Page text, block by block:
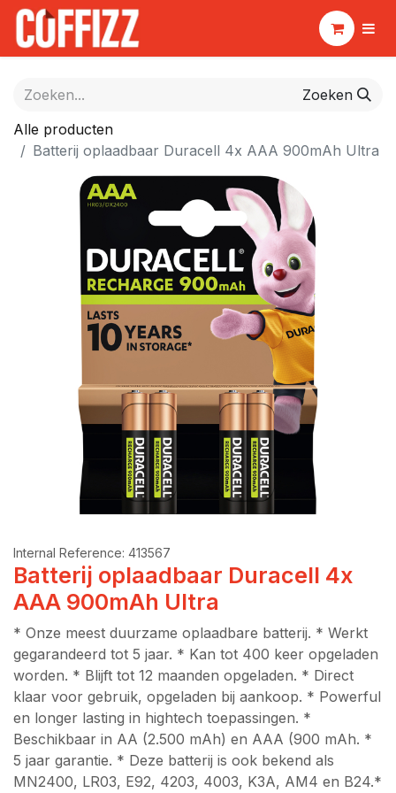
Zoeken
Alle producten
Batterij oplaadbaar Duracell 4x AAA 900mAh Ultra
Internal Reference: 413567
Batterij oplaadbaar Duracell 4x
AAA 900mAh Ultra
* Onze meest duurzame oplaadbare batterij. * Werkt
gegarandeerd tot 5 jaar. * Kan tot 400 keer opgeladen
worden. * Blijft tot 12 maanden opgeladen. * Direct
klaar voor gebruik, opgeladen bij aankoop. * Powerful
en longer lasting in hightech toepassingen. *
Beschikbaar in AA (2.500 mAh) en AAA (900 mAh. *
5 jaar garantie. * Deze batterij is ook bekend als
MN2400, LR03, E92, 4203, 4003, K3A, AM4 en B24.*